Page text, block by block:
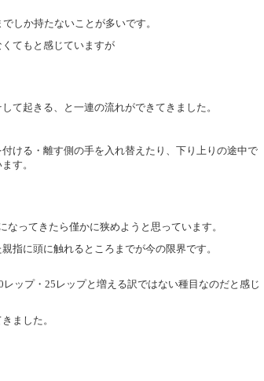
しか持たないことが多いです。
てもと感じていますが
て起きる、と一連の流れができてきました。
ける・離す側の手を入れ替えたり、下り上りの途中で
す。
ってきたら僅かに狭めようと思っています。
指に頭に触れるところまでが今の限界です。
ップ・25レップと増える訳ではない種目なのだと感じ
ました。